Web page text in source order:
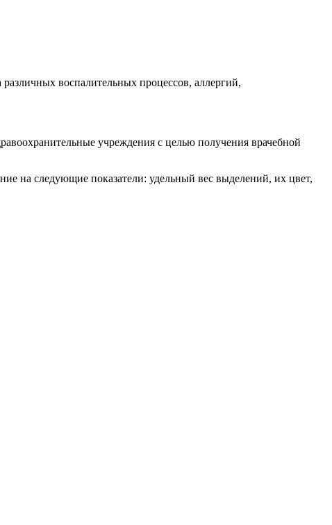
воспалительных процессов, аллергий,
учреждения с целью получения врачебной
на следующие показатели: удельный вес выделений, их цвет,